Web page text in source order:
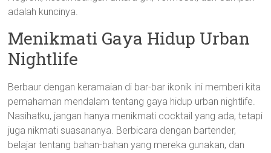
adalah kuncinya.
Menikmati Gaya Hidup Urban
Nightlife
Berbaur dengan keramaian di bar-bar ikonik ini memberi kita
pemahaman mendalam tentang gaya hidup urban nightlife.
Nasihatku, jangan hanya menikmati cocktail yang ada, tetapi
juga nikmati suasananya. Berbicara dengan bartender,
belajar tentang bahan-bahan yang mereka gunakan, dan